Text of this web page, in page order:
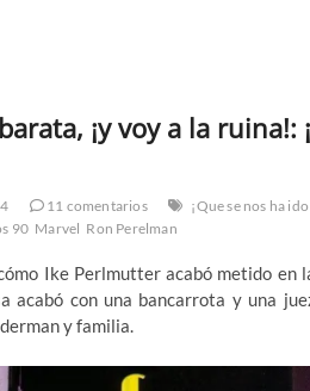
¡y voy a la ruina!:
11 comentarios ¡Que se nos ha
90 Marvel Ron Perelman
Ike Perlmutter acabó metido en
acabó con una bancarrota y una
y familia.